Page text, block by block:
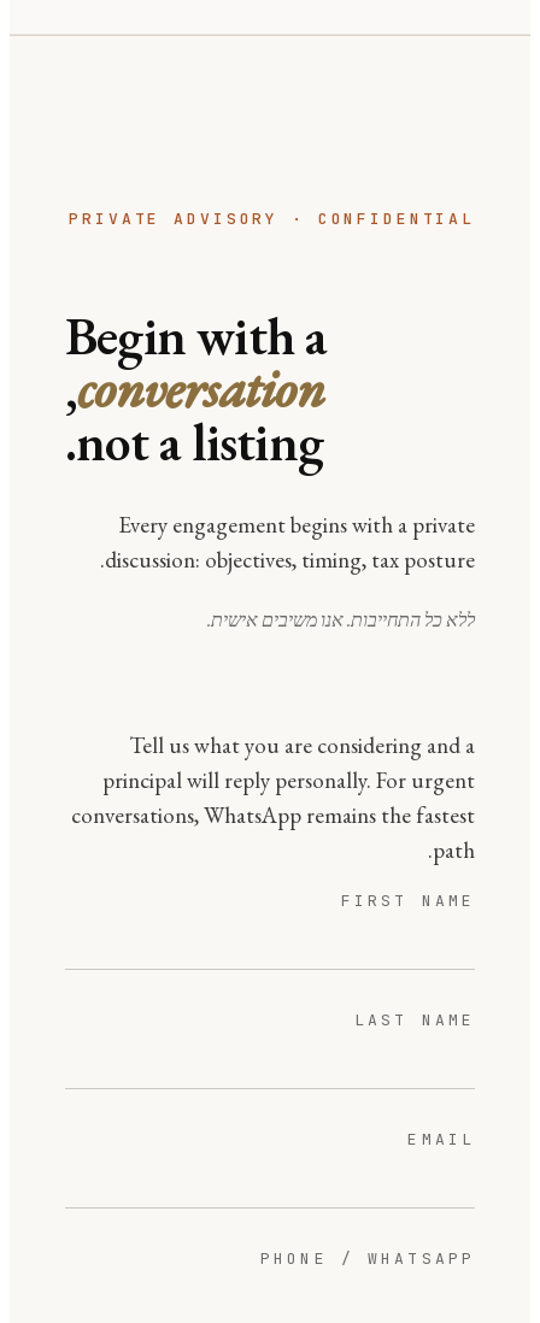
PRIVATE ADVISORY · CONFIDENTIAL
Begin with a
conversation
,
not a listing.
Every engagement begins with a private
discussion: objectives, timing, tax posture.
ללא כל התחייבות. אנו משיבים אישית.
Tell us what you are considering and a
principal will reply personally. For urgent
conversations, WhatsApp remains the fastest
path.
FIRST NAME
LAST NAME
EMAIL
PHONE / WHATSAPP